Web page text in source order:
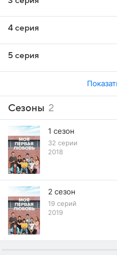
4 серия
5 серия
Сезоны 2
1 сезон
32 серии
2018
2 сезон
19 серий
2019